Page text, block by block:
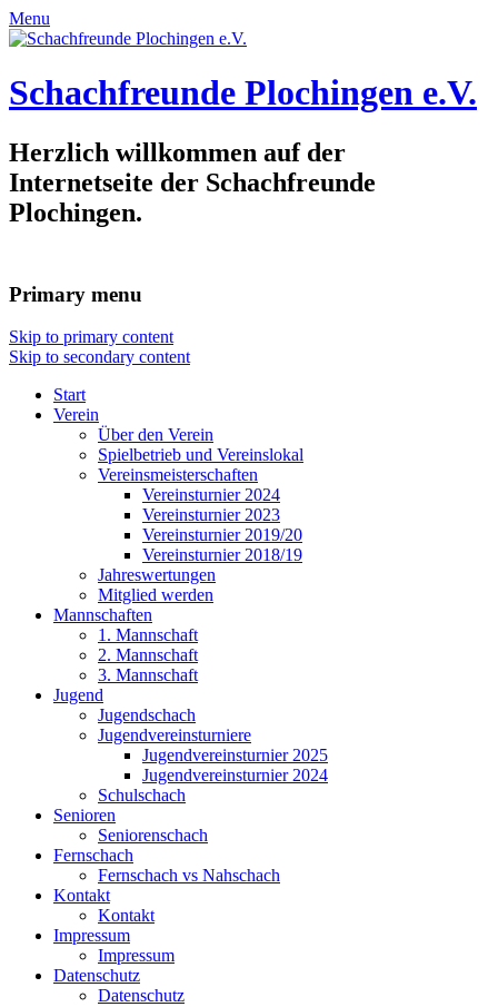
Menu
Schachfreunde Plochingen e.V.
Herzlich willkommen auf der
Internetseite der Schachfreunde
Plochingen.
Primary menu
Skip to primary content
Skip to secondary content
Start
Verein
Über den Verein
Spielbetrieb und Vereinslokal
Vereinsmeisterschaften
Vereinsturnier 2024
Vereinsturnier 2023
Vereinsturnier 2019/20
Vereinsturnier 2018/19
Jahreswertungen
Mitglied werden
Mannschaften
1. Mannschaft
2. Mannschaft
3. Mannschaft
Jugend
Jugendschach
Jugendvereinsturniere
Jugendvereinsturnier 2025
Jugendvereinsturnier 2024
Schulschach
Senioren
Seniorenschach
Fernschach
Fernschach vs Nahschach
Kontakt
Kontakt
Impressum
Impressum
Datenschutz
Datenschutz